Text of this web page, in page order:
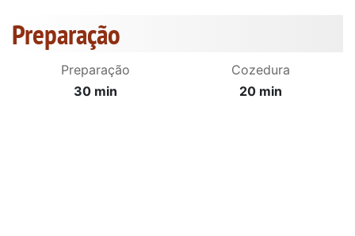
Preparação
Preparação
30 min
Cozedura
20 min